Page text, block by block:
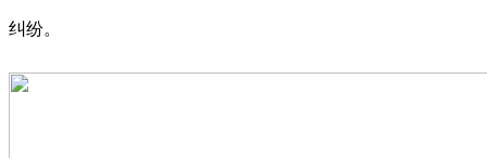
纠纷。